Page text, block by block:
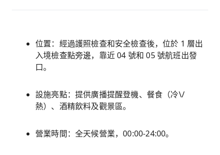
位置：經過護照檢查和安全檢查後，位於 1 層出
入境檢查點旁邊，靠近 04 號和 05 號航班出發
口。
設施亮點：提供廣播提醒登機、餐食（冷\/
熱）、酒精飲料及觀景區。
營業時間：全天候營業，00:00-24:00。